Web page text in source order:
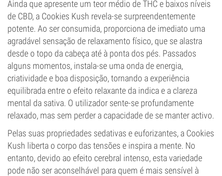
Ainda que apresente um teor médio de THC e baixos níveis
de CBD, a Cookies Kush revela-se surpreendentemente
potente. Ao ser consumida, proporciona de imediato uma
agradável sensação de relaxamento físico, que se alastra
desde o topo da cabeça até à ponta dos pés. Passados
alguns momentos, instala-se uma onda de energia,
criatividade e boa disposição, tornando a experiência
equilibrada entre o efeito relaxante da indica e a clareza
mental da sativa. O utilizador sente-se profundamente
relaxado, mas sem perder a capacidade de se manter activo.
Pelas suas propriedades sedativas e euforizantes, a Cookies
Kush liberta o corpo das tensões e inspira a mente. No
entanto, devido ao efeito cerebral intenso, esta variedade
pode não ser aconselhável para quem é mais sensível à